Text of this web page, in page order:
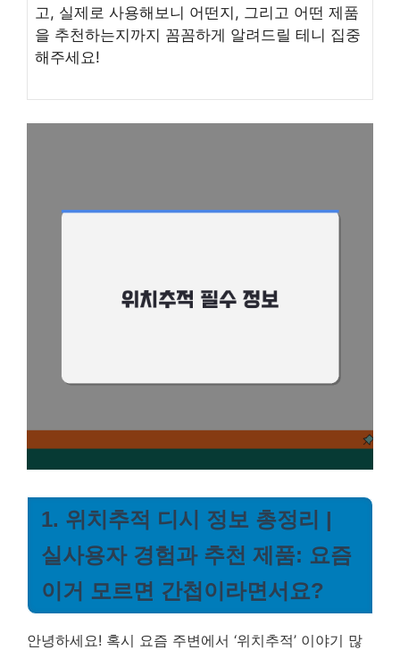
고, 실제로 사용해보니 어떤지, 그리고 어떤 제품
을 추천하는지까지 꼼꼼하게 알려드릴 테니 집중
해주세요!
1. 위치추적 디시 정보 총정리 |
실사용자 경험과 추천 제품: 요즘
이거 모르면 간첩이라면서요?
안녕하세요! 혹시 요즘 주변에서 ‘위치추적’ 이야기 많